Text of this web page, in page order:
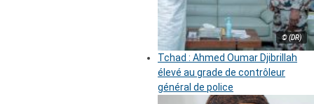
© (DR)
Tchad : Ahmed Oumar Djibrillah
élevé au grade de contrôleur
général de police